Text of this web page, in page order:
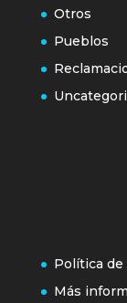
Otros
Pueblos
Política de
Más